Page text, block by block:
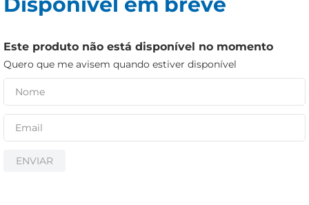
Este produto não está disponível no momento
Quero que me avisem quando estiver disponível
ENVIAR
azeite
papel higiênico
cerveja